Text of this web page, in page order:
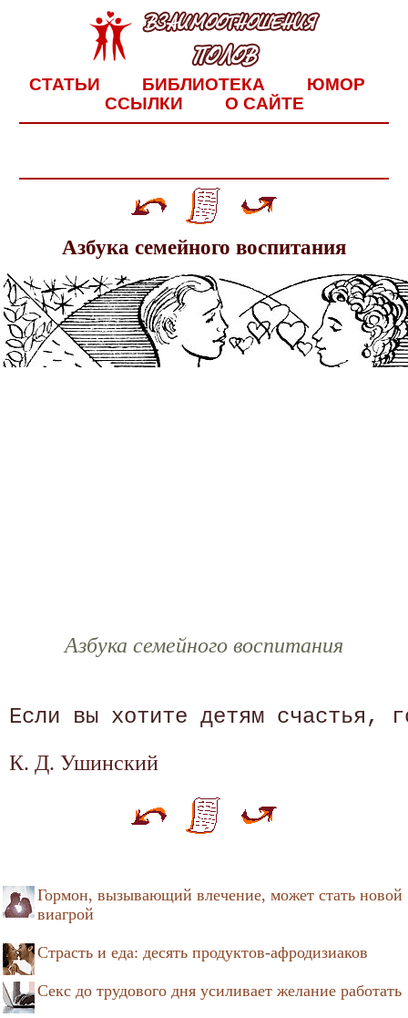
СТАТЬИ БИБЛИОТЕКА
ЮМОР
ССЫЛКИ
О САЙТЕ
Азбука семейного воспитания
Азбука семейного воспитания
К. Д. Ушинский
Гормон, вызывающий влечение, может стать новой
виагрой
Страсть и еда: десять продуктов-афродизиаков
Секс до трудового дня усиливает желание работать